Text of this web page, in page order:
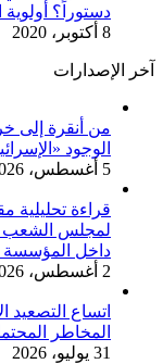
دستوراً؟
8 أكتوبر، 2020
آخر الإصدارات
من أنقرة إلى
الوجود
5 أغسطس، 2026
قراءة تحليلية
لمجلس الشعب
داخل المؤسسة
2 أغسطس، 2026
اتساع التصعيد
المخاطر
31 يوليو، 2026